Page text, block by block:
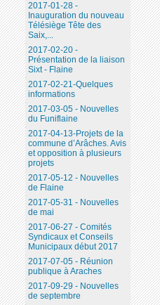
2017-01-28 -
Inauguration du nouveau
Télésiège Tête des
Saix,...
2017-02-20 -
Présentation de la liaison
Sixt - Flaine
2017-02-21-Quelques
informations
2017-03-05 - Nouvelles
du Funiflaine
2017-04-13-Projets de la
commune d’Arâches. Avis
et opposition à plusieurs
projets
2017-05-12 - Nouvelles
de Flaine
2017-05-31 - Nouvelles
de mai
2017-06-27 - Comités
Syndicaux et Conseils
Municipaux début 2017
2017-07-05 - Réunion
publique à Araches
2017-09-29 - Nouvelles
de septembre